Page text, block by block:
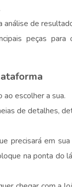
análise de
peças
ao escolher a sua.
de detalhes,
precisará em
na ponta do